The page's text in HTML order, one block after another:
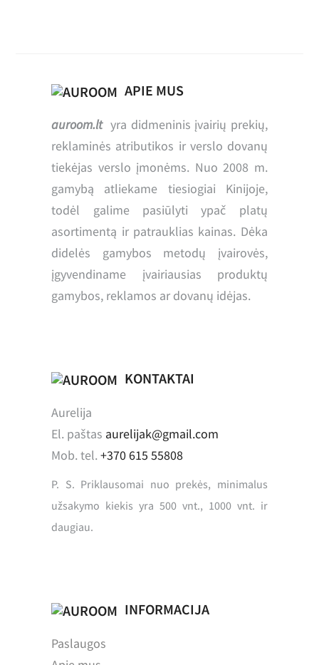
APIE MUS
auroom.ltyra didmeninis įvairių prekių,
reklaminės atributikos ir verslo dovanų
tiekėjas verslo įmonėms. Nuo 2008 m.
gamybą atliekame tiesiogiai Kinijoje,
todėl galime pasiūlyti ypač platų
asortimentą ir patrauklias kainas. Dėka
didelės gamybos metodų įvairovės,
įgyvendiname įvairiausias produktų
gamybos, reklamos ar dovanų idėjas.
KONTAKTAI
Aurelija
El. paštas aurelijak@gmail.com
Mob. tel.+370 615 55808
P. S. Priklausomai nuo prekės, minimalus
užsakymo kiekis yra 500 vnt., 1000 vnt. ir
daugiau.
INFORMACIJA
Paslaugos